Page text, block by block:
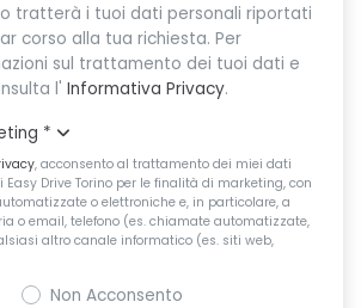
tratterà i tuoi dati personali riportati
corso alla tua richiesta. Per
sul trattamento dei tuoi dati e
l' Informativa Privacy.
*
, acconsento al trattamento dei miei dati
Drive Torino per le finalità di marketing, con
o elettroniche e, in particolare, a
o email, telefono (es. chiamate automatizzate,
altro canale informatico (es. siti web,
Non Acconsento